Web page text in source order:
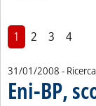
1 2 3 4
31/01/2008 -
Eni-BP,